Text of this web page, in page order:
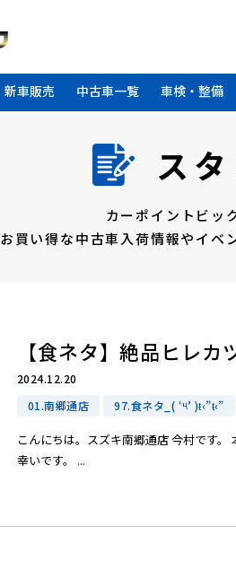
新車販売 中古車一覧 車検・整備
ス
カーポイントビッ
お買い得な中古車入荷情報やイベ
【食ネタ】絶品ヒレカ
2024.12.20
01.南郷通店
97.食ネタ_( ‘༥’ )ŧ‹”ŧ‹”
こんにちは。スズキ南郷通店 今村です
幸いです。 ...